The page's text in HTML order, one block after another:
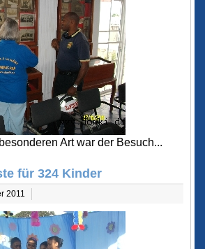
Art war der Besuch...
für 324 Kinder
2011